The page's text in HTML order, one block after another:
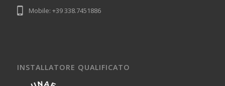
Mobile: +39 338.7451886
INSTALLATORE QUALIFICATO